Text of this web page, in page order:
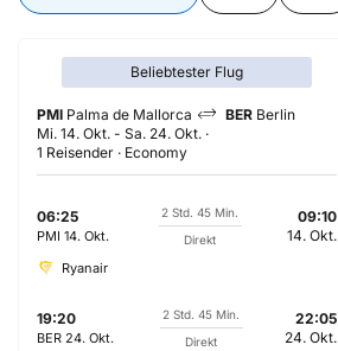
Beliebtester Flug
PMI Palma de Mallorca BER Berlin
Mi. 14. Okt. - Sa. 24. Okt.
1 Reisender
Economy
06:25
PMI 14. Okt.
2 Std. 45 Min.
Direkt
09:10
14. Okt.
Ryanair
19:20
BER 24. Okt.
2 Std. 45 Min.
Direkt
22:05
24. Okt.